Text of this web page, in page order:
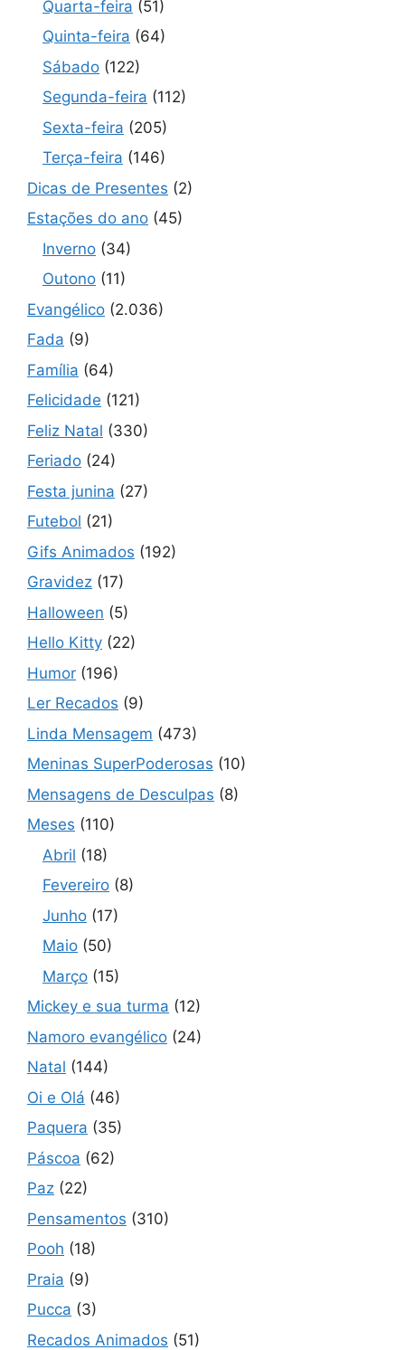
Quarta-feira (51)
Quinta-feira (64)
Sábado (122)
Segunda-feira (112)
Sexta-feira (205)
Terça-feira (146)
Dicas de Presentes (2)
Estações do ano (45)
Inverno (34)
Outono (11)
Evangélico (2.036)
Fada (9)
Família (64)
Felicidade (121)
Feliz Natal (330)
Feriado (24)
Festa junina (27)
Futebol (21)
Gifs Animados (192)
Gravidez (17)
Halloween (5)
Hello Kitty (22)
Humor (196)
Ler Recados (9)
Linda Mensagem (473)
Meninas SuperPoderosas (10)
Mensagens de Desculpas (8)
Meses (110)
Abril (18)
Fevereiro (8)
Junho (17)
Maio (50)
Março (15)
Mickey e sua turma (12)
Namoro evangélico (24)
Natal (144)
Oi e Olá (46)
Paquera (35)
Páscoa (62)
Paz (22)
Pensamentos (310)
Pooh (18)
Praia (9)
Pucca (3)
Recados Animados (51)